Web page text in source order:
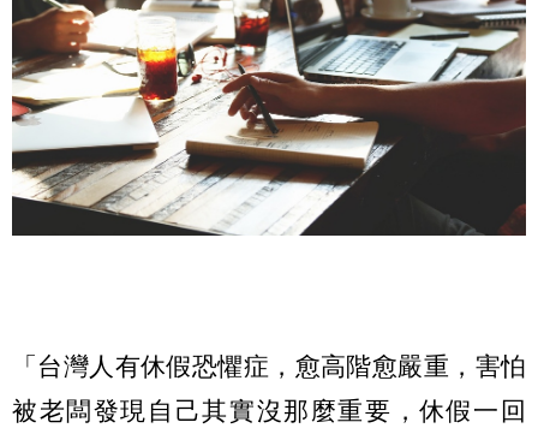
「台灣人有休假恐懼症，愈高階愈嚴重，害怕
被老闆發現自己其實沒那麼重要，休假一回